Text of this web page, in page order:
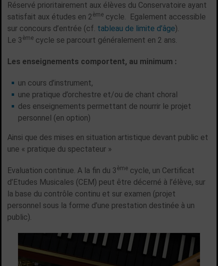
Réservé prioritairement aux élèves du Conservatoire ayant
satisfait aux études en 2ème cycle. Egalement accessible
sur concours d’entrée (cf. tableau de limite d’âge).
Le 3 ème cycle se parcourt généralement en 2 ans.
Les enseignements comportent, au minimum :
un cours d’instrument,
une pratique d’orchestre et/ou de chant choral
des enseignements permettant de nourrir le projet
personnel (en option)
Ainsi que des mises en situation artistique devant public et
une « pratique du spectateur »
Evaluation continue. A la fin du 3 ème cycle, un Certificat
d’Etudes Musicales (CEM) peut être décerné à l’élève, sur
la base du contrôle continu et sur examen (projet
personnel sous la forme d’une prestation destinée à un
public).